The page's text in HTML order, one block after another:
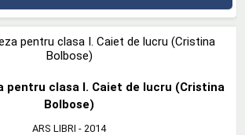
pentru clasa I. Caiet de lucru (Cristina
Bolbose)
ARS LIBRI - 2014